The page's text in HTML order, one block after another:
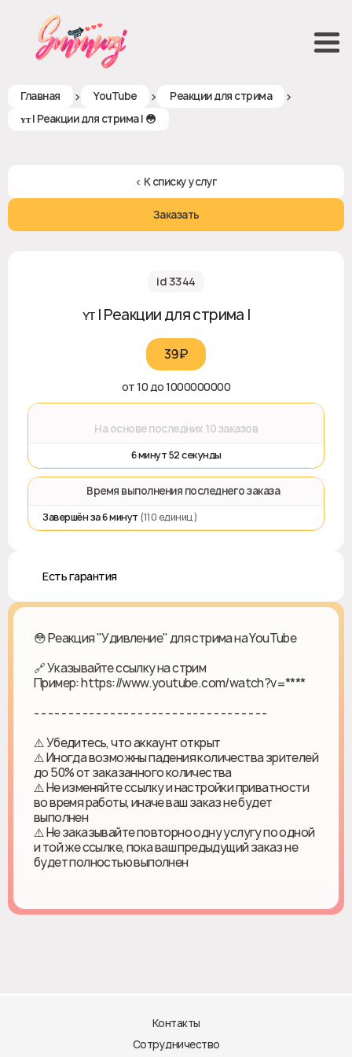
Главная > YouTube > Реакции для стрима >
ʏᴛ | Реакции для стрима | 😳
< К списку услуг
Заказать
id 3344
ʏᴛ | Реакции для стрима | 😳
39₽‎
от 10 до 1000000000
На основе последних 10 заказов
6 минут 52 секунды
⏱️ Время выполнения последнего заказа
Завершён за 6 минут (110 единиц)
♻️ Есть гарантия
😳 Реакция "Удивление" для стрима на YouTube
🔗 Указывайте ссылку на стрим
Пример: https://www.youtube.com/watch?v=****
- - - - - - - - - - - - - - - - - - - - - - - - - - - - - - - - - -
⚠️ Убедитесь, что аккаунт открыт
⚠️ Иногда возможны падения количества зрителей
до 50% от заказанного количества
⚠️ Не изменяйте ссылку и настройки приватности
во время работы, иначе ваш заказ не будет
выполнен
⚠️ Не заказывайте повторно одну услугу по одной
и той же ссылке, пока ваш предыдущий заказ не
будет полностью выполнен
Контакты
Сотрудничество